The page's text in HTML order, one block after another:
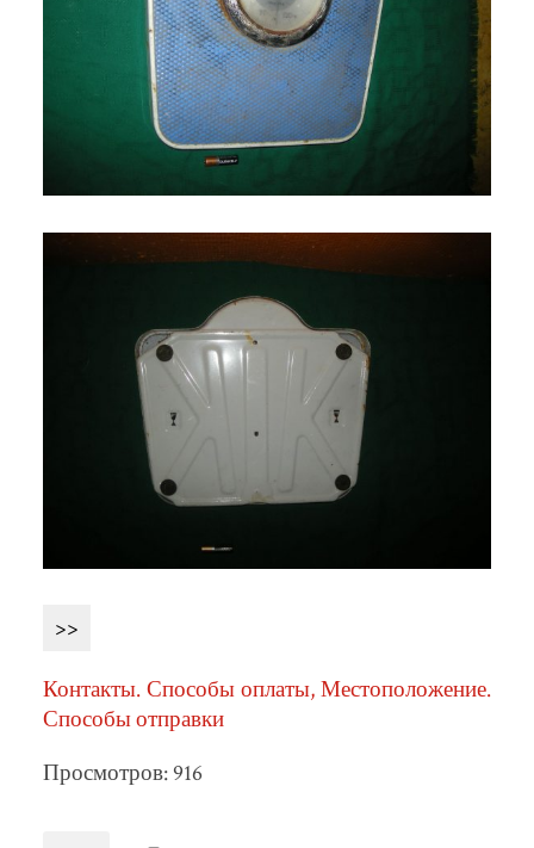
>>
Контакты. Способы оплаты, Местоположение.
Способы отправки
Просмотров: 916